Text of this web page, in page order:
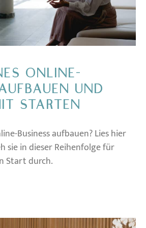
ONLINE-
UND
STARTEN
Business aufbauen? Lies hier
sie in dieser Reihenfolge für
Start durch.